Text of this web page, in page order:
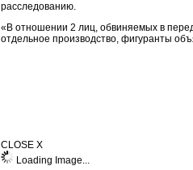
расследованию.
«В отношении 2 лиц, обвиняемых в
отдельное производство, фигуранты
CLOSE X
Loading Image...